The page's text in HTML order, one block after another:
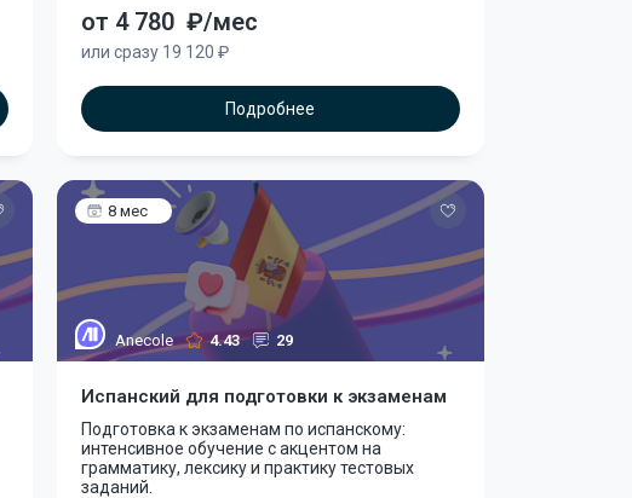
от 4 780 ₽/мес
или сразу 19 120 ₽
Подробнее
8 мес
Anecole 4.43 29
Испанский для подготовки к экзаменам
Подготовка к экзаменам по испанскому:
интенсивное обучение с акцентом на
грамматику, лексику и практику тестовых
заданий.